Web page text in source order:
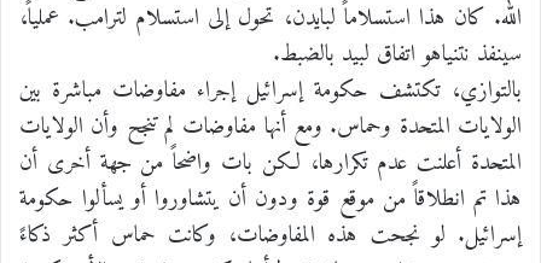
الله. كان هذا استسلاماً لبايدن، تحول إلى استسلام لترامب. عملياً،
سينفذ نتنياهو اتفاق لبيد بالضبط.
بالتوازي، تكتشف حكومة إسرائيل إجراء مفاوضات مباشرة بين
الولايات المتحدة وحماس. ومع أنها مفاوضات لم تنجح وأن الولايات
المتحدة أعلنت عدم تكرارها، لكن بات واضحاً من جهة أخرى أن
هذا تم انطلاقاً من موقع قوة ودون أن يتشاوروا أو يسألوا حكومة
إسرائيل. لو نجحت هذه المفاوضات، وكانت حماس أكثر ذكاءً